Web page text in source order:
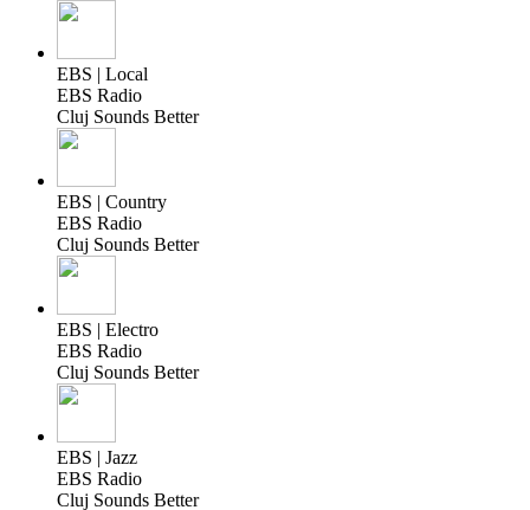
EBS | Local
EBS Radio
Cluj Sounds Better
EBS | Country
EBS Radio
Cluj Sounds Better
EBS | Electro
EBS Radio
Cluj Sounds Better
EBS | Jazz
EBS Radio
Cluj Sounds Better